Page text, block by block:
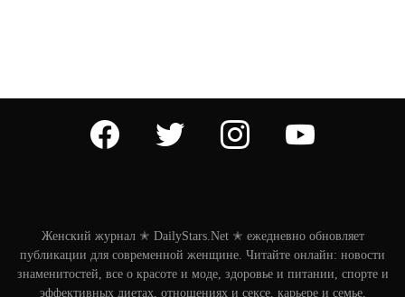
facebook twitter instagram
Женский журнал ✭ DailyStars.Net ✭ ежедневно обновляет
публикации для современной женщине. Читайте онлайн: новости
знаменитостей, все о красоте и моде, здоровье и питании, спорте и
эффективных диетах, отношениях и сексе, карьере и семье,